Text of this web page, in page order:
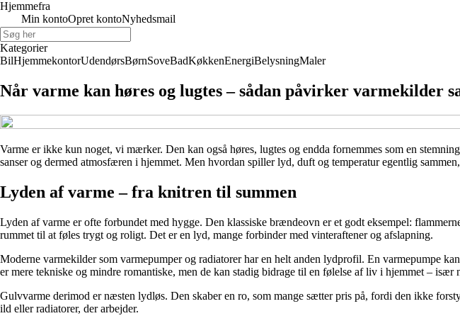
Hjemmefra
Min kontoOpret kontoNyhedsmail
Kategorier
BilHjemmekontorUdendørsBørnSoveBadKøkkenEnergiBelysningMaler
Når varme kan høres og lugtes – sådan påvirker varmekilder
Varme er ikke kun noget, vi mærker. Den kan også høres, lugtes og endda fornemmes som en
sanser og dermed atmosfæren i hjemmet. Men hvordan spiller lyd, duft og temperatur egentlig
Lyden af varme – fra knitren til summen
Lyden af varme er ofte forbundet med hygge. Den klassiske brændeovn er et godt eksempel:
rummet til at føles trygt og roligt. Det er en lyd, mange forbinder med vinteraftener og afslapning.
Moderne varmekilder som varmepumper og radiatorer har en helt anden lydprofil. En varmepumpe
er mere tekniske og mindre romantiske, men de kan stadig bidrage til en følelse af liv i hjemmet –
Gulvvarme derimod er næsten lydløs. Den skaber en ro, som mange sætter pris på, fordi den ikke
ild eller radiatorer, der arbejder.